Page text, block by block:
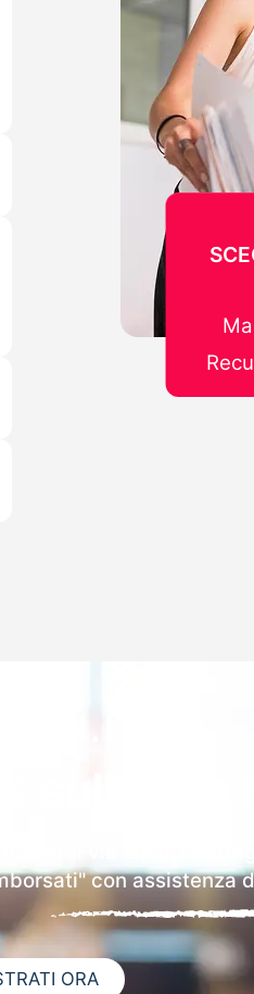
sulla tua
via email i
con assistenza
ORA